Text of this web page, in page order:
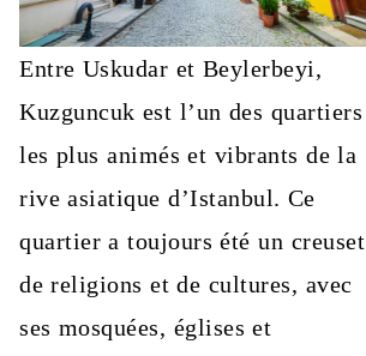
Entre Uskudar et Beylerbeyi,
Kuzguncuk est l’un des quartiers
les plus animés et vibrants de la
rive asiatique d’Istanbul. Ce
quartier a toujours été un creuset
de religions et de cultures, avec
ses mosquées, églises et